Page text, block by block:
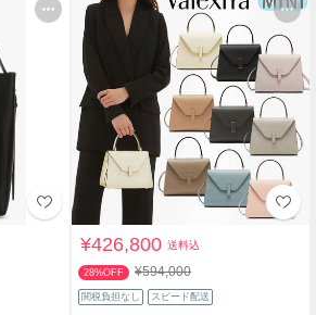
¥426,800送料込
28%OFF ¥594,000
関税負担なし スピード配送